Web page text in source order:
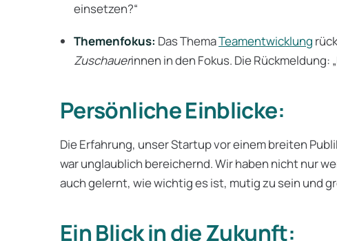
einsetzen?“
Themenfokus: Das ThemaTeamentwicklung
Zuschauerinnen in den Fokus. Die Rückmeldung:
Persönliche Einblicke:
Die Erfahrung, unser Startup vor einem breiten
war unglaublich bereichernd. Wir haben nicht nur
auch gelernt, wie wichtig es ist, mutig zu sein und
Ein Blick in die Zukunft: